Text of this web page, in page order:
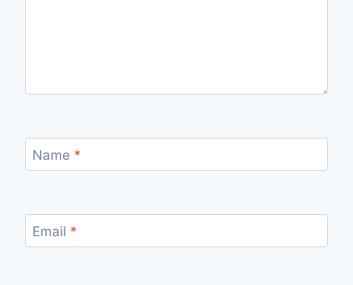
Name *
Email *